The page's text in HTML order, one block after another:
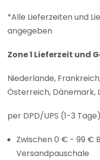
*Alle Lieferzeiten und
angegeben
Zone 1 Lieferzeit und
Niederlande,
Österreich, Dänemark,
per DPD/UPS (1-3 Tage)
Zwischen 0 € - 99 €
Versandpauschale